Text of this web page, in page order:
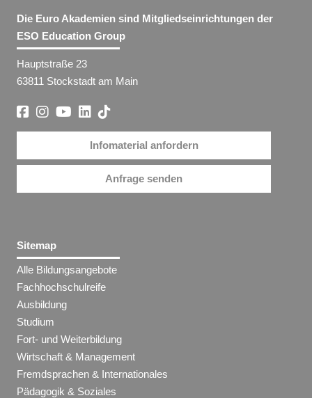
Die Euro Akademien sind Mitgliedseinrichtungen der
ESO Education Group
Hauptstraße 23
63811 Stockstadt am Main
Infomaterial anfordern
Anfrage senden
Sitemap
Alle Bildungsangebote
Fachhochschulreife
Ausbildung
Studium
Fort- und Weiterbildung
Wirtschaft & Management
Fremdsprachen & Internationales
Pädagogik & Soziales